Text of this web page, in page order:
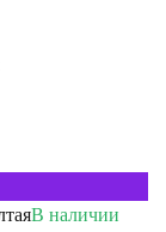
В наличии